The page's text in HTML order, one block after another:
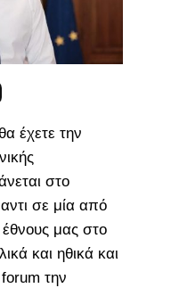
έχετε την
στο
σε μία από
έθνους μας στο
και ηθικά και
την